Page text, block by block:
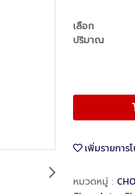
เลือก
ปริมาณ
เพิ่มรายการ
หมวดหมู่ :